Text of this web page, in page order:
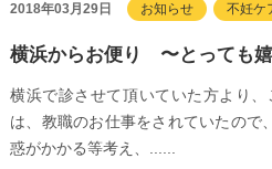
2018年03月29日 お知らせ 不妊ケ
横浜からお便り 〜とっても
横浜で診させて頂いていた方より
は、教職のお仕事をされていたので
惑がかかる等考え、......